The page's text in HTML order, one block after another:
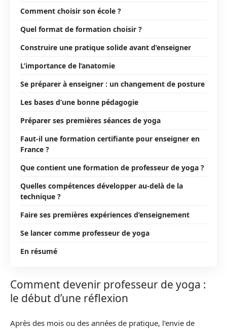
Comment choisir son école ?
Quel format de formation choisir ?
Construire une pratique solide avant d’enseigner
L’importance de l’anatomie
Se préparer à enseigner : un changement de posture
Les bases d’une bonne pédagogie
Préparer ses premières séances de yoga
Faut-il une formation certifiante pour enseigner en
France ?
Que contient une formation de professeur de yoga ?
Quelles compétences développer au-delà de la
technique ?
Faire ses premières expériences d’enseignement
Se lancer comme professeur de yoga
En résumé
Comment devenir professeur de yoga :
le début d’une réflexion
Après des mois ou des années de pratique, l’envie de